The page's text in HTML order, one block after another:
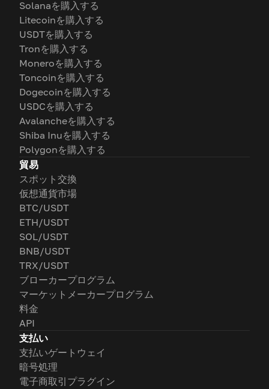
Solanaを購入する
Litecoinを購入する
USDTを購入する
Tronを購入する
Moneroを購入する
Toncoinを購入する
Dogecoinを購入する
USDCを購入する
Avalancheを購入する
Shiba Inuを購入する
Polygonを購入する
貿易
スポット交換
仮想通貨市場
BTC/USDT
ETH/USDT
SOL/USDT
BNB/USDT
TRX/USDT
ブローカープログラム
マーケットメーカープログラム
料金
API
支払い
支払いゲートウェイ
暗号処理
電子商取引プラグイン